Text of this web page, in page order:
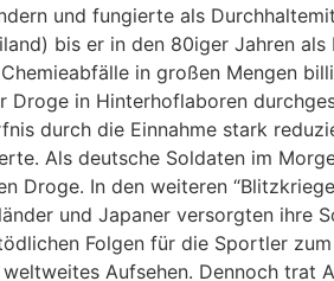
und fungierte als
bis er in den 80iger Jahren
in großen Mengen
Droge in Hinterhoflaboren
durch die Einnahme stark
Als deutsche Soldaten im
Droge. In den weiteren
und Japaner versorgten
Folgen für die Sportler
Aufsehen. Dennoch